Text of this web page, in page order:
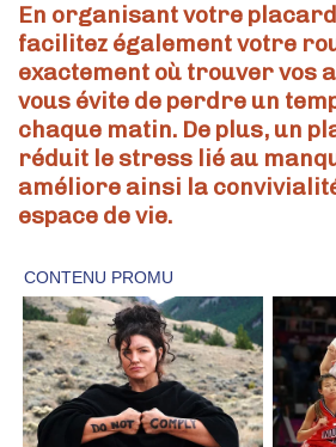
En organisant votre placard
facilitez également votre
exactement où trouver vos
vous évite de perdre un
chaque matin. De plus, un
réduit le stress lié au
améliore ainsi la
espace de vie.